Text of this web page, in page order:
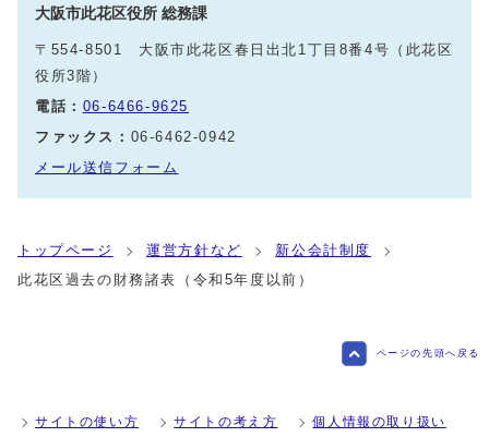
大阪市此花区役所 総務課
〒554-8501 大阪市此花区春日出北1丁目8番4号（此花区
役所3階）
電話： 06-6466-9625
ファックス： 06-6462-0942
メール送信フォーム
トップページ 運営方針など
新公会計制度
此花区過去の財務諸表（令和5年度以前）
ページの先頭へ戻る
サイトの使い方 サイトの考え方 個人情報の取り扱い